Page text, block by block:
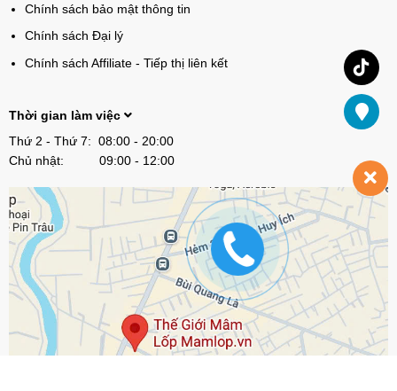
Chính sách bảo mật thông tin
Chính sách Đại lý
Chính sách Affiliate - Tiếp thị liên kết
Thời gian làm việc
Thứ 2 - Thứ 7: 08:00 - 20:00
Chủ nhật: 09:00 - 12:00